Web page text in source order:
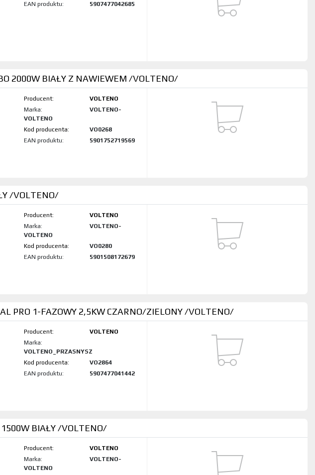
EAN produktu:
5907477042685
2000W BIAŁY Z NAWIEWEM /VOLTENO/
Producent:
VOLTENO
Marka:
VOLTENO-
VOLTENO
Kod produktu:
VO0268
EAN produktu:
5901752719569
/VOLTENO/
Producent:
VOLTENO
Marka:
VOLTENO-
VOLTENO
Kod produktu:
VO0280
EAN produktu:
5901508172679
PRO 1-FAZOWY 2,5KW CZARNO/ZIELONY /VOLTENO/
Producent:
VOLTENO
Marka:
VOLTENO_PRZASNYSZ
Kod produktu:
VO2864
EAN produktu:
5907477041442
1500W BIAŁY /VOLTENO/
Producent:
VOLTENO
Marka:
VOLTENO-
VOLTENO